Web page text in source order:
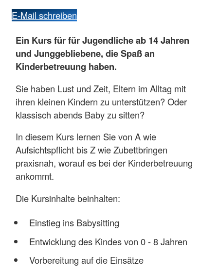
E-Mail schreiben
Ein Kurs für für Jugendliche ab 14 Jahren
und Junggebliebene, die Spaß an
Kinderbetreuung haben.
Sie haben Lust und Zeit, Eltern im Alltag mit
ihren kleinen Kindern zu unterstützen? Oder
klassisch abends Baby zu sitten?
In diesem Kurs lernen Sie von A wie
Aufsichtspflicht bis Z wie Zubettbringen
praxisnah, worauf es bei der Kinderbetreuung
ankommt.
Die Kursinhalte beinhalten:
Einstieg ins Babysitting
Entwicklung des Kindes von 0 - 8 Jahren
Vorbereitung auf die Einsätze